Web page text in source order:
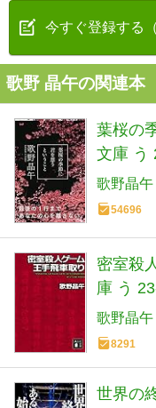
今すぐ登録する
歌野 晶午の関連本
葉桜の
文庫 う
歌野晶午
54696
密室殺
庫 う
歌野晶午
8291
世界の